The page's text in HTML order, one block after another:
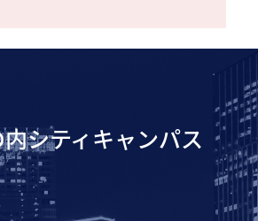
シティキャンパス